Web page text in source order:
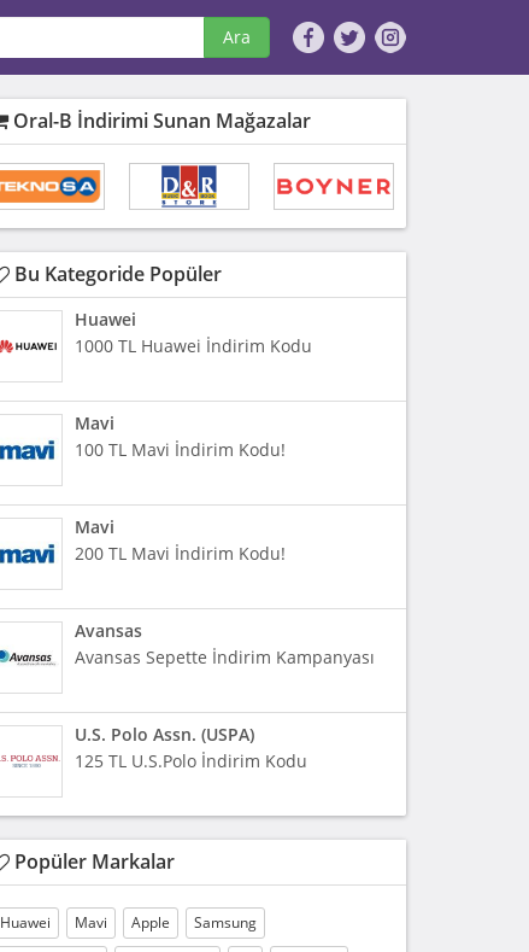
Ara
Oral-B İndirimi Sunan Mağazalar
Bu Kategoride Popüler
Huawei
1000 TL Huawei İndirim Kodu
Mavi
100 TL Mavi İndirim Kodu!
Mavi
200 TL Mavi İndirim Kodu!
Avansas
Avansas Sepette İndirim Kampanyası
U.S. Polo Assn. (USPA)
125 TL U.S.Polo İndirim Kodu
Popüler Markalar
Huawei Mavi Apple
Samsung